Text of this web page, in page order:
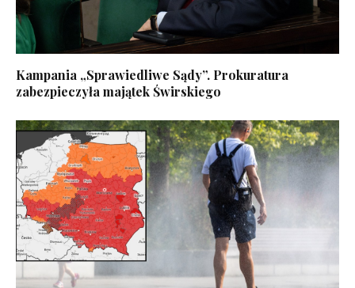
Kampania „Sprawiedliwe Sądy”. Prokuratura
zabezpieczyła majątek Świrskiego